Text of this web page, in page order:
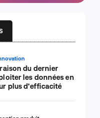
du dernier
les données en
plus d’efficacité